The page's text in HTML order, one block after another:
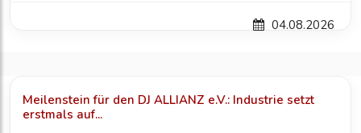
04.08.2026
Meilenstein für den DJ ALLIANZ e.V.: Industrie setzt
erstmals auf...